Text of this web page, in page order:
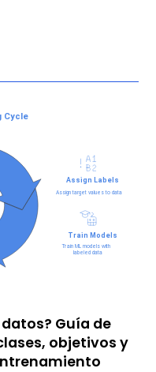
Guía de
objetivos y